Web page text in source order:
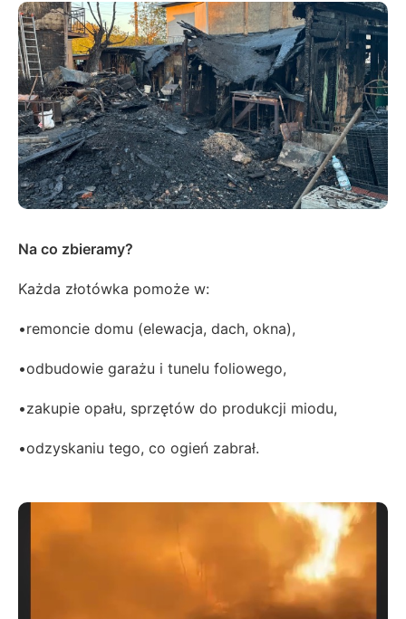
Na co zbieramy?
Każda złotówka pomoże w:
•remoncie domu (elewacja, dach, okna),
•odbudowie garażu i tunelu foliowego,
•zakupie opału, sprzętów do produkcji miodu,
•odzyskaniu tego, co ogień zabrał.